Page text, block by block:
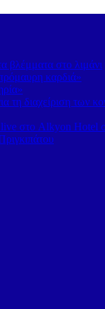
βλέμματα στο λιμάνι
καρδιά»
τη διαχείριση των
στο Alkyon Hotel